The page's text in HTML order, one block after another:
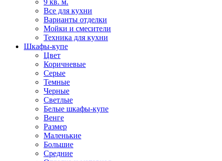
9 кв. м.
Все для кухни
Варианты отделки
Мойки и смесители
Техника для кухни
Шкафы-купе
Цвет
Коричневые
Серые
Темные
Черные
Светлые
Белые шкафы-купе
Венге
Размер
Маленькие
Большие
Средние